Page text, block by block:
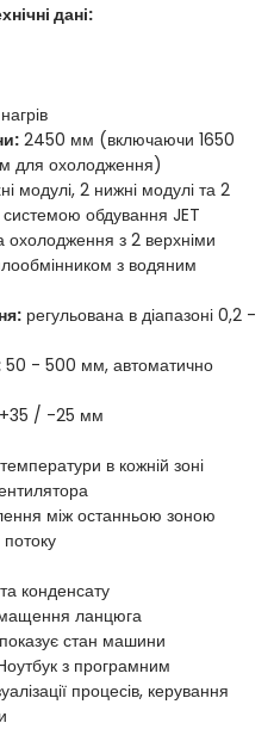
дані:
2450 мм (включаючи 1650
для охолодження)
модулі, 2 нижні модулі та 2
системою обдування JET
охолодження з 2 верхніми
з водяним
регульована в діапазоні 0,2 -
50 - 500 мм, автоматично
/ -25 мм
в кожній зоні
між останньою зоною
конденсату
ланцюга
стан машини
з програмним
процесів, керування